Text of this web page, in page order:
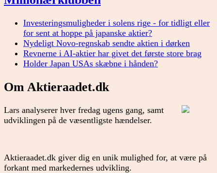
Investeringsmuligheder i solens rige - for tidligt eller
for sent at hoppe på japanske aktier?
Nydeligt Novo-regnskab sendte aktien i dørken
Revnerne i AI-aktier har givet det første store brag
Holder Japan USAs skæbne i hånden?
Om Aktieraadet.dk
Lars analyserer hver fredag ugens gang, samt
udviklingen på de væsentligste hændelser.
Aktieraadet.dk giver dig en unik mulighed for, at være på
forkant med markedernes udvikling.